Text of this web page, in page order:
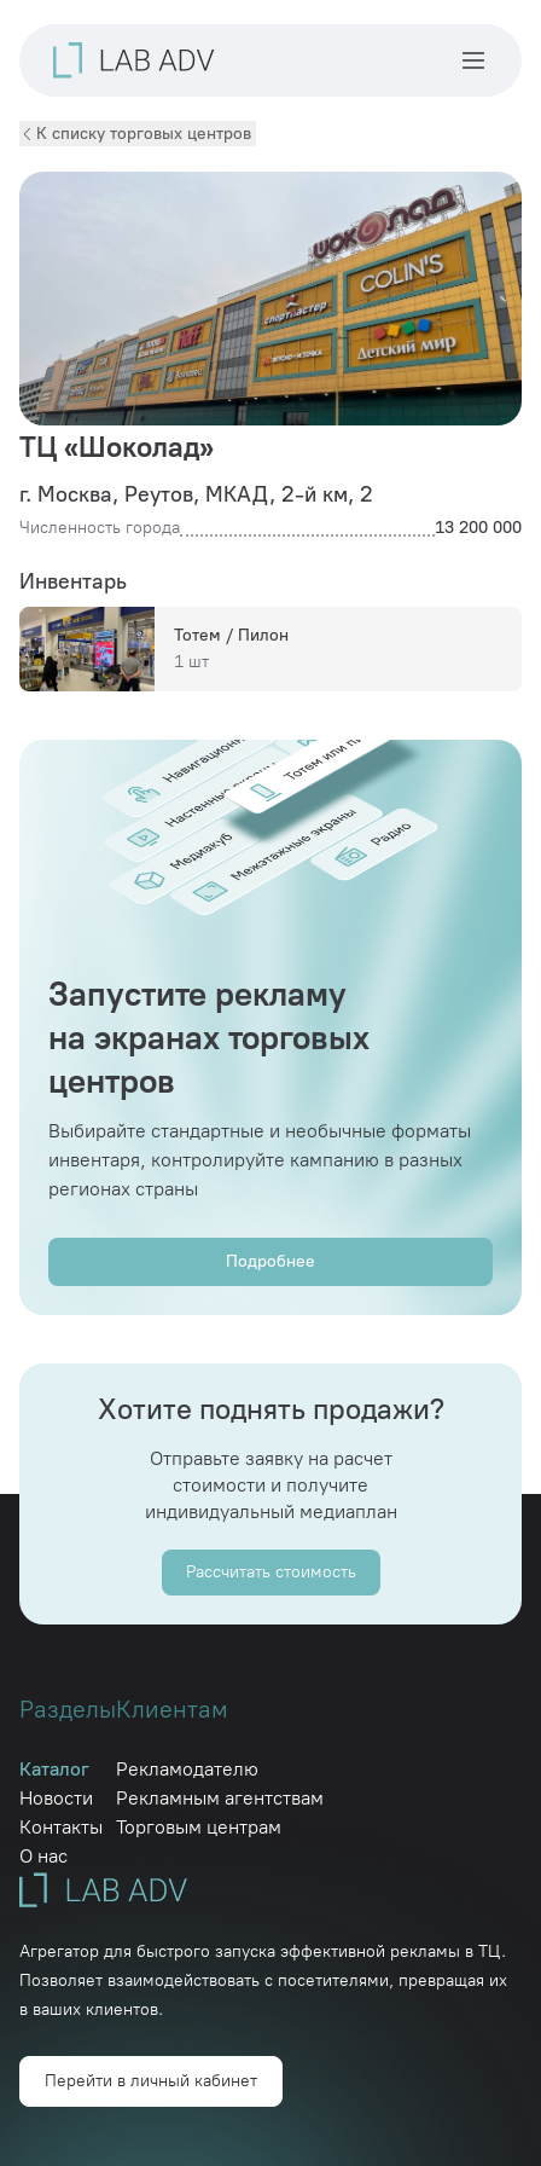
К списку торговых центров
Инвентарь
Тотем / Пилон
1 шт
ТЦ «Шоколад»
г. Москва, Реутов, МКАД, 2-й км, 2
Численность города 13 200 000
Запустите рекламу
на экранах торговых
центров
Выбирайте стандартные и необычные форматы
инвентаря, контролируйте кампанию в разных
регионах страны
Подробнее
Хотите поднять продажи?
Отправьте заявку на расчет
стоимости и получите
индивидуальный медиаплан
Рассчитать стоимость
Агрегатор для быстрого запуска эффективной рекламы в ТЦ.
Позволяет взаимодействовать с посетителями, превращая их
в ваших клиентов.
Перейти в личный кабинет
Разделы
Каталог
Новости
Контакты
О нас
Клиентам
Рекламодателю
Рекламным агентствам
Торговым центрам